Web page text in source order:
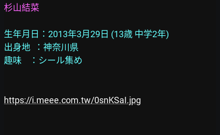
杉山結菜
生年月日：2013年3月29日 (13歳 中学2年)
出身地  ：神奈川県
趣味    ：シール集め
https://i.meee.com.tw/0snKSaI.jpg